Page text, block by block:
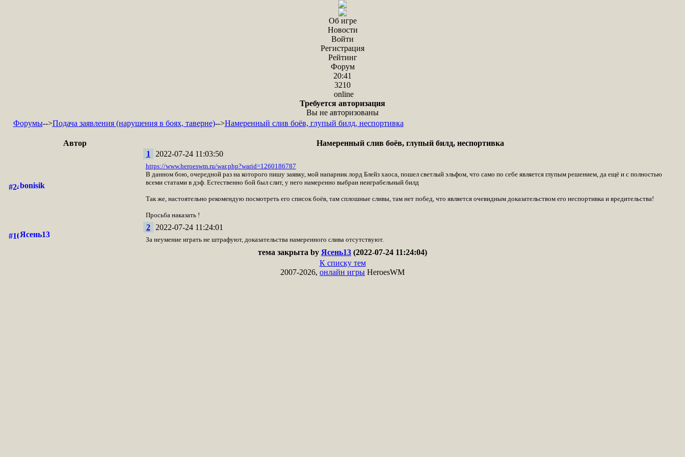
Об игре
Новости
Войти
Регистрация
Рейтинг
Форум
20:41
3210
online
Требуется авторизация
Вы не авторизованы
Форумы-->Подача заявления (нарушения в боях, таверне)-->Намеренный слив боёв, глупый билд, неспортивка
Автор Намеренный слив боёв, глупый билд, неспортивка
bonisik
1 2022-07-24 11:03:50
https://www.heroeswm.ru/war.php?warid=1260186787
В данном бою, очередной раз на которого пишу заявку, мой напарник лорд Блейз хаоса, пошел светлый эльфом, что само по себе является глупым решением, да ещё и с полностью
всеми статами в дэф. Естественно бой был слит, у него намеренно выбран неиграбельный билд
Так же, настоятельно рекомендую посмотреть его список боёв, там сплошные сливы, там нет побед, что является очевидным доказательством его неспортивка и вредительства!
Просьба наказать !
Ясень13
2 2022-07-24 11:24:01
За неумение играть не штрафуют, доказательства намеренного слива отсутствуют.
тема закрыта by Ясень13 (2022-07-24 11:24:04)
К списку тем
2007-2026, онлайн игры HeroesWM